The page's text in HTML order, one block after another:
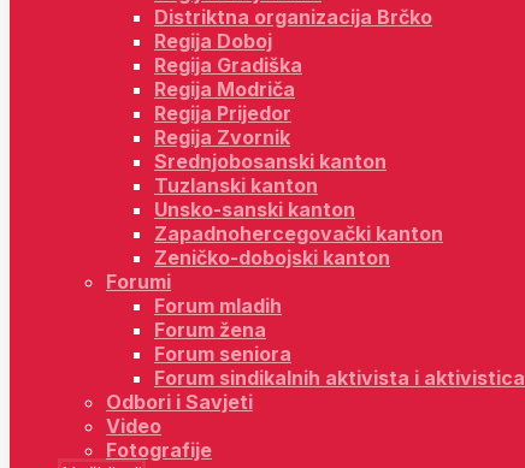
Distriktna organizacija Brčko
Regija Doboj
Regija Gradiška
Regija Modriča
Regija Prijedor
Regija Zvornik
Srednjobosanski kanton
Tuzlanski kanton
Unsko-sanski kanton
Zapadnohercegovački kanton
Zeničko-dobojski kanton
Forumi
Forum mladih
Forum žena
Forum seniora
Forum sindikalnih aktivista i aktivistica
Odbori i Savjeti
Video
Fotografije